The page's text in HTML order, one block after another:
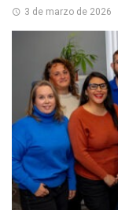
3 de marzo de 2026